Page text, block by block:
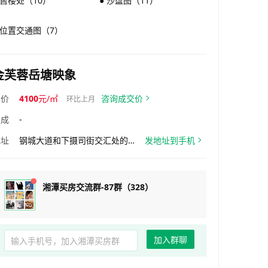
置交通图（7）
芙蓉岳塘映象
4100元/㎡ 环比上月
咨询成交价
-
钢城大道和下摄司街交汇处的西南角 发地址到手机
湘潭买房交流群-87群（328）
加入群聊